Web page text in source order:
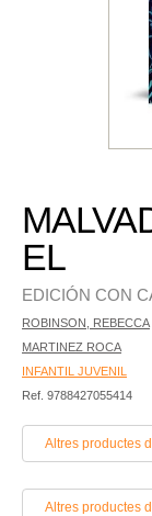
EL
EDICIÓN CON
ROBINSON, REBECCA
MARTINEZ ROCA
INFANTIL JUVENIL
Ref. 9788427055414
Altres productes
Altres productes